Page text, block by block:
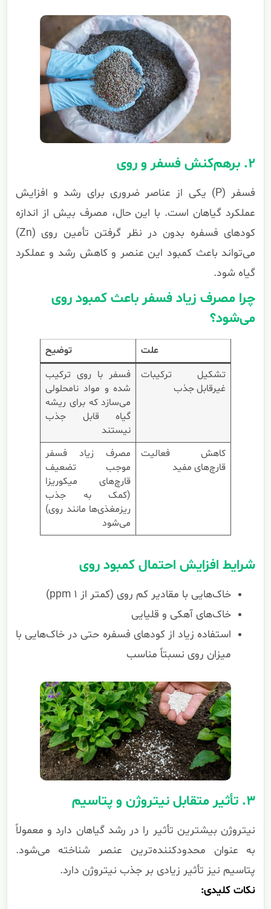
۲. برهم‌کنش فسفر و روی
فسفر (P) یکی از عناصر ضروری برای رشد و افزایش
عملکرد گیاهان است. با این حال، مصرف بیش از اندازه
کودهای فسفره بدون در نظر گرفتن تأمین روی (Zn)
می‌تواند باعث کمبود این عنصر و کاهش رشد و عملکرد
گیاه شود.
چرا مصرف زیاد فسفر باعث کمبود روی
می‌شود؟
علت
توضیح
تشکیل ترکیبات
غیرقابل جذب
فسفر با روی ترکیب
شده و مواد نامحلولی
می‌سازد که برای ریشه
گیاه قابل جذب
نیستند
کاهش فعالیت
قارچ‌های مفید
مصرف زیاد فسفر
موجب تضعیف
قارچ‌های میکوریزا
(کمک به جذب
ریزمغذی‌ها مانند روی)
می‌شود
شرایط افزایش احتمال کمبود روی
خاک‌هایی با مقادیر کم روی (کمتر از ۱ ppm)
خاک‌های آهکی و قلیایی
استفاده زیاد از کودهای فسفره حتی در خاک‌هایی با
میزان روی نسبتاً مناسب
۳. تأثیر متقابل نیتروژن و پتاسیم
نیتروژن بیشترین تأثیر را در رشد گیاهان دارد و معمولاً
به عنوان محدودکننده‌ترین عنصر شناخته می‌شود.
پتاسیم نیز تأثیر زیادی بر جذب نیتروژن دارد.
نکات کلیدی: